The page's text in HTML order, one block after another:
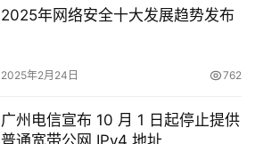
2025年网络安全十大发展趋势发布
2025年2月24日 762
广州电信宣布 10 月 1 日起停止提供
普通宽带公网 IPv4 地址